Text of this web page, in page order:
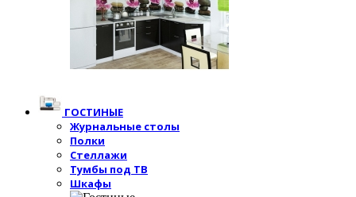
ГОСТИНЫЕ
Журнальные столы
Полки
Стеллажи
Тумбы под ТВ
Шкафы